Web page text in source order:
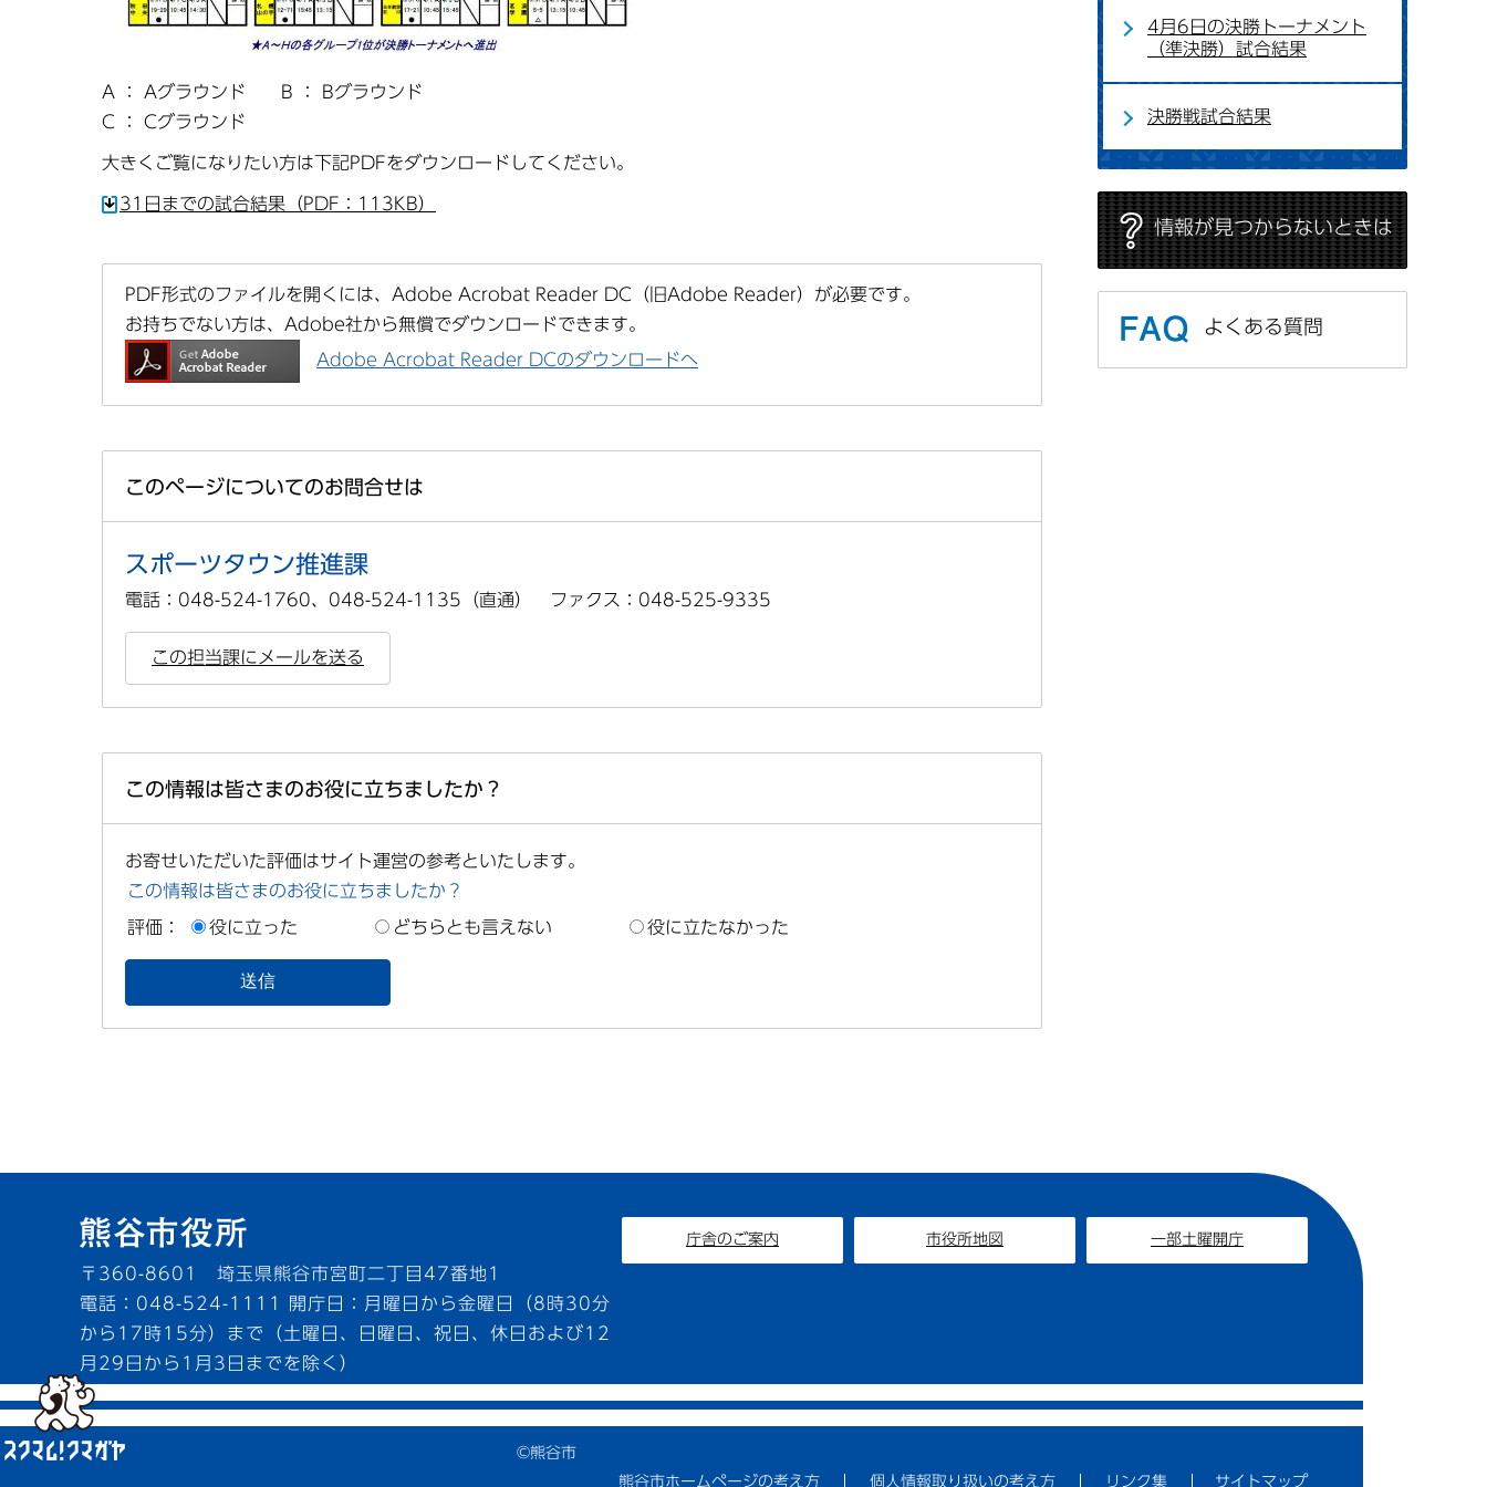
A ： Aグラウンド B ： Bグラウンド
C ： Cグラウンド
大きくご覧になりたい方は下記PDFをダウンロードしてください。
31日までの試合結果（PDF：113KB）
PDF形式のファイルを開くには、Adobe Acrobat Reader DC（旧Adobe Reader）が必要です。
お持ちでない方は、Adobe社から無償でダウンロードできます。
Adobe Acrobat Reader DCのダウンロードへ
このページについてのお問合せは
スポーツタウン推進課
電話：048-524-1760、048-524-1135（直通） ファクス：048-525-9335
この担当課にメールを送る
この情報は皆さまのお役に立ちましたか？
お寄せいただいた評価はサイト運営の参考といたします。
この情報は皆さまのお役に立ちましたか？
評価： 役に立った どちらとも言えない 役に立たなかった
4月6日の決勝トーナメント
（準決勝）試合結果
決勝戦試合結果
情報が見つからないときは
よくある質問
熊谷市ホームページの考え方 個人情報取り扱いの考え方 リンク集 サイトマップ
〒360-8601 埼玉県熊谷市宮町二丁目47番地1
電話：048-524-1111
開庁日：月曜日から金曜日（8時30分
から17時15分）まで（土曜日、日曜日、祝日、休日および12
月29日から1月3日までを除く）
庁舎のご案内 市役所地図 一部土曜開庁
©熊谷市